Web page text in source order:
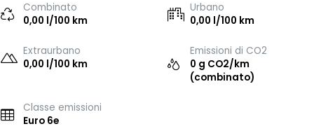
Combinato
0,00 l/100 km
Urbano
0,00 l/100 km
Extraurbano
0,00 l/100 km
Emissioni di CO2
0 g CO2/km
(combinato)
Classe emissioni
Euro 6e